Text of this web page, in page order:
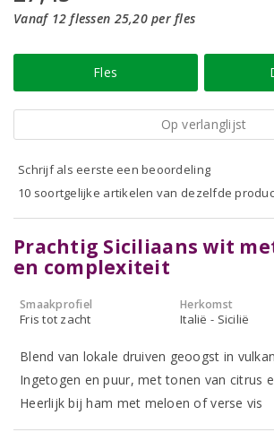
Vanaf 12 flessen 25,20 per fles
Fles
Op verlanglijst
Schrijf als eerste een beoordeling
10 soortgelijke artikelen van dezelfde
Prachtig Siciliaans wit
en complexiteit
Smaakprofiel
Fris tot zacht
Herkomst
Italië - Sicilië
Blend van lokale druiven geoogst in
Ingetogen en puur, met tonen van citrus
Heerlijk bij ham met meloen of verse vis